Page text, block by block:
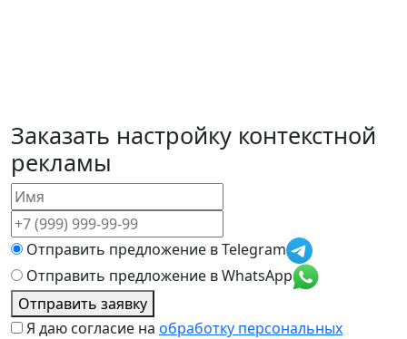
Заказать настройку контекстной
рекламы
Отправить предложение в Telegram
Отправить предложение в WhatsApp
Отправить заявку
Я даю согласие на обработку персональных